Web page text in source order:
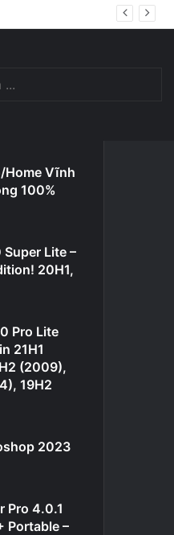
Home Vĩnh
100%
Lite –
20H1,
Pro Lite
21H1
(2009),
19H2
2023
Pro 4.0.1
Portable –